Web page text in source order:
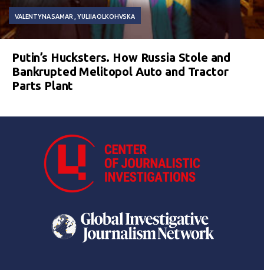
VALENTYNA SAMAR YULIIA OLKOHVSKA
Putin’s Hucksters. How Russia Stole and
Bankrupted Melitopol Auto and Tractor
Parts Plant